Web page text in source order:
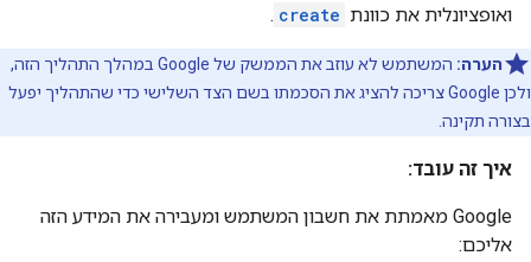
ואופציונלית את כוונת create
.
הערה:
המשתמש לא עוזב את הממשק של Google במהלך התהליך הזה,
ולכן Google צריכה להציג את הסכמתו בשם הצד השלישי כדי שהתהליך יפעל
בצורה תקינה.
איך זה עובד:
‫Google מאמתת את חשבון המשתמש ומעבירה את המידע הזה
אליכם: